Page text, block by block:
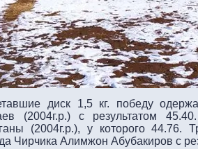
диск 1,5 кг. победу
(2004г.р.) с результатом
(2004г.р.), у которого 44.76.
Чирчика Алимжон Абубакиров с